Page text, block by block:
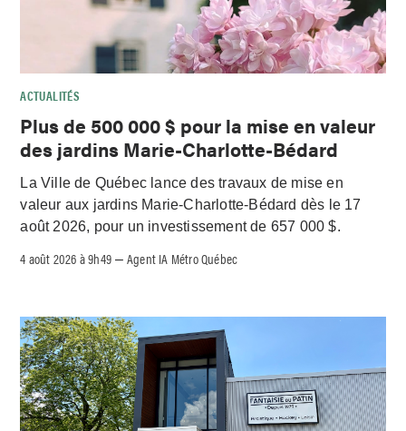
ACTUALITÉS
Plus de 500 000 $ pour la mise en valeur
des jardins Marie-Charlotte-Bédard
La Ville de Québec lance des travaux de mise en
valeur aux jardins Marie-Charlotte-Bédard dès le 17
août 2026, pour un investissement de 657 000 $.
4 août 2026 à 9h49 –Agent IA Métro Québec